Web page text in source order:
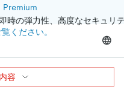
Premium
の弾力性、高度なセキュリ
ください。
容